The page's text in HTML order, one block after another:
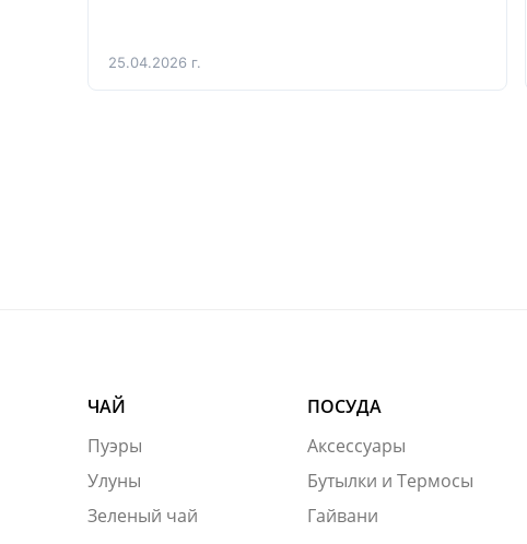
25.04.2026 г.
ЧАЙ
Пуэры
Улуны
Зеленый чай
ПОСУДА
Аксессуары
Бутылки и Термосы
Гайвани